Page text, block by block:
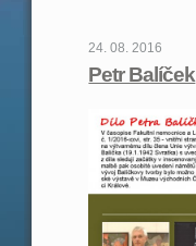
24. 08. 2016
Petr Balíček